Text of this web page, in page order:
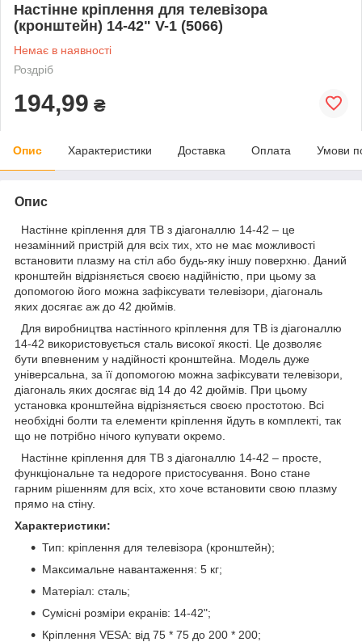
Настінне кріплення для телевізора
(кронштейн) 14-42" V-1 (5066)
Немає в наявності
Роздріб
194,99 ₴
Опис Характеристики Доставка Оплата Умови
Опис
Настінне кріплення для ТВ з діагоналлю 14-42 – це
незамінний пристрій для всіх тих, хто не має можливості
встановити плазму на стіл або будь-яку іншу поверхню. Даний
кронштейн відрізняється своєю надійністю, при цьому за
допомогою його можна зафіксувати телевізори, діагональ
яких досягає аж до 42 дюймів.
Для виробництва настінного кріплення для ТВ із діагоналлю
14-42 використовується сталь високої якості. Це дозволяє
бути впевненим у надійності кронштейна. Модель дуже
універсальна, за її допомогою можна зафіксувати телевізори,
діагональ яких досягає від 14 до 42 дюймів. При цьому
установка кронштейна відрізняється своєю простотою. Всі
необхідні болти та елементи кріплення йдуть в комплекті, так
що не потрібно нічого купувати окремо.
Настінне кріплення для ТВ з діагоналлю 14-42 – просте,
функціональне та недороге пристосування. Воно стане
гарним рішенням для всіх, хто хоче встановити свою плазму
прямо на стіну.
Характеристики:
Тип: кріплення для телевізора (кронштейн);
Максимальне навантаження: 5 кг;
Матеріал: сталь;
Сумісні розміри екранів: 14-42";
Кріплення VESA: від 75 * 75 до 200 * 200;